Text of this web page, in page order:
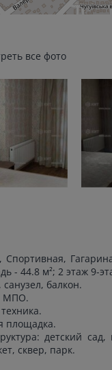
все фото
Спортивная,
- 44.8 м²; 2 этаж 9-
балкон.
МПО.
площадка.
детский
сквер, парк.